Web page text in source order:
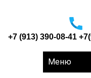
+7 (913) 390-08-41
Меню